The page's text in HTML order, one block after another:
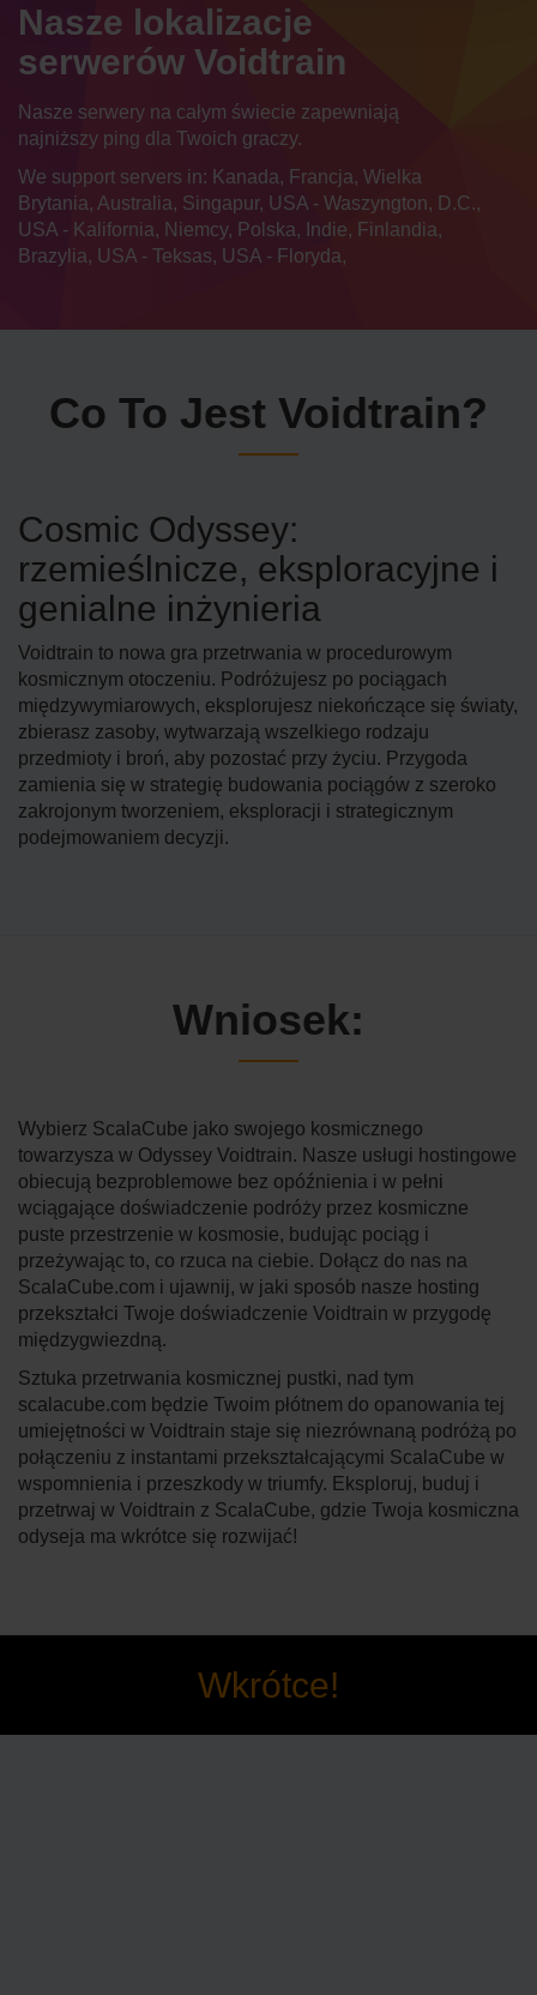
Nasze lokalizacje
serwerów Voidtrain
Nasze serwery na całym świecie zapewniają
najniższy ping dla Twoich graczy.
We support servers in: Kanada, Francja, Wielka
Brytania, Australia, Singapur, USA - Waszyngton, D.C.,
USA - Kalifornia, Niemcy, Polska, Indie, Finlandia,
Brazylia, USA - Teksas, USA - Floryda,
Co To Jest Voidtrain?
Cosmic Odyssey:
rzemieślnicze, eksploracyjne i
genialne inżynieria
Voidtrain to nowa gra przetrwania w procedurowym
kosmicznym otoczeniu. Podróżujesz po pociągach
międzywymiarowych, eksplorujesz niekończące się światy,
zbierasz zasoby, wytwarzają wszelkiego rodzaju
przedmioty i broń, aby pozostać przy życiu. Przygoda
zamienia się w strategię budowania pociągów z szeroko
zakrojonym tworzeniem, eksploracji i strategicznym
podejmowaniem decyzji.
Wniosek:
Wybierz ScalaCube jako swojego kosmicznego
towarzysza w Odyssey Voidtrain. Nasze usługi hostingowe
obiecują bezproblemowe bez opóźnienia i w pełni
wciągające doświadczenie podróży przez kosmiczne
puste przestrzenie w kosmosie, budując pociąg i
przeżywając to, co rzuca na ciebie. Dołącz do nas na
ScalaCube.com i ujawnij, w jaki sposób nasze hosting
przekształci Twoje doświadczenie Voidtrain w przygodę
międzygwiezdną.
Sztuka przetrwania kosmicznej pustki, nad tym
scalacube.com będzie Twoim płótnem do opanowania tej
umiejętności w Voidtrain staje się niezrównaną podróżą po
połączeniu z instantami przekształcającymi ScalaCube w
wspomnienia i przeszkody w triumfy. Eksploruj, buduj i
przetrwaj w Voidtrain z ScalaCube, gdzie Twoja kosmiczna
odyseja ma wkrótce się rozwijać!
Wkrótce!